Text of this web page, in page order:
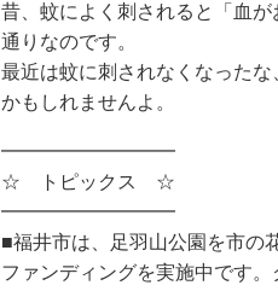
昔、蚊によく刺されると「血
通りなのです。
最近は蚊に刺されなくなった
かもしれませんよ。
━━━━━━━━━
☆ トピックス ☆
━━━━━━━━━
■福井市は、足羽山公園を市の
ファンディングを実施中です